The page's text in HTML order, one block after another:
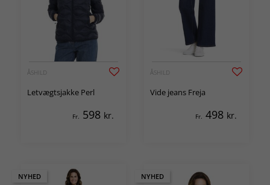
ÅSHILD
Letvægtsjakke Perl
Fr. 598 kr.
ÅSHILD
Vide jeans Freja
Fr. 498 kr.
NYHED NYHED